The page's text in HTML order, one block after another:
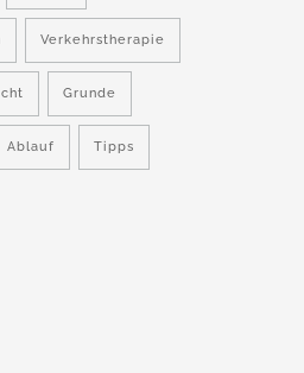
Verkehrstherapie
Grunde
Ablauf Tipps